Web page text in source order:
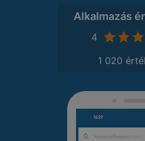
Alkalmazás
4
1 020